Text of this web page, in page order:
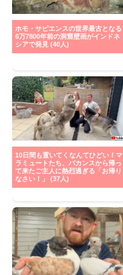
ホモ・サピエンスの世界最古となる
6万7800年前の洞窟壁画がインドネ
シアで発見 (40人)
10日間も置いてくなんてひどい！マ
ラミュートたち、バカンスから帰っ
て来たご主人に熱烈過ぎる「お帰り
なさい！」 (37人)